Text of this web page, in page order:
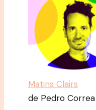
Matins Clairs
de Pedro Correa